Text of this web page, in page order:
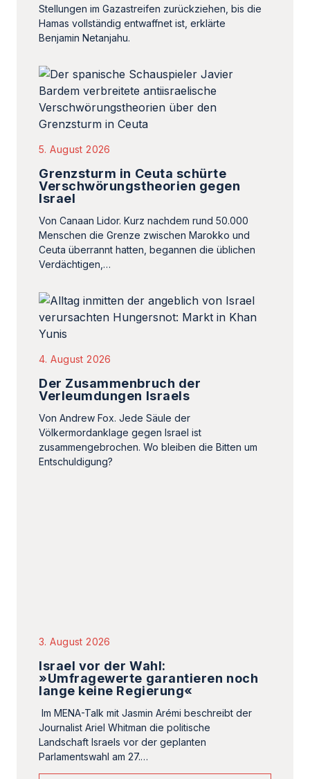
Stellungen im Gazastreifen zurückziehen, bis die
Hamas vollständig entwaffnet ist, erklärte
Benjamin Netanjahu.
5. August 2026
Grenzsturm in Ceuta schürte
Verschwörungstheorien gegen
Israel
Von Canaan Lidor. Kurz nachdem rund 50.000
Menschen die Grenze zwischen Marokko und
Ceuta überrannt hatten, begannen die üblichen
Verdächtigen,…
4. August 2026
Der Zusammenbruch der
Verleumdungen Israels
Von Andrew Fox. Jede Säule der
Völkermordanklage gegen Israel ist
zusammengebrochen. Wo bleiben die Bitten um
Entschuldigung?
3. August 2026
Israel vor der Wahl:
»Umfragewerte garantieren noch
lange keine Regierung«
Im MENA-Talk mit Jasmin Arémi beschreibt der
Journalist Ariel Whitman die politische
Landschaft Israels vor der geplanten
Parlamentswahl am 27.…